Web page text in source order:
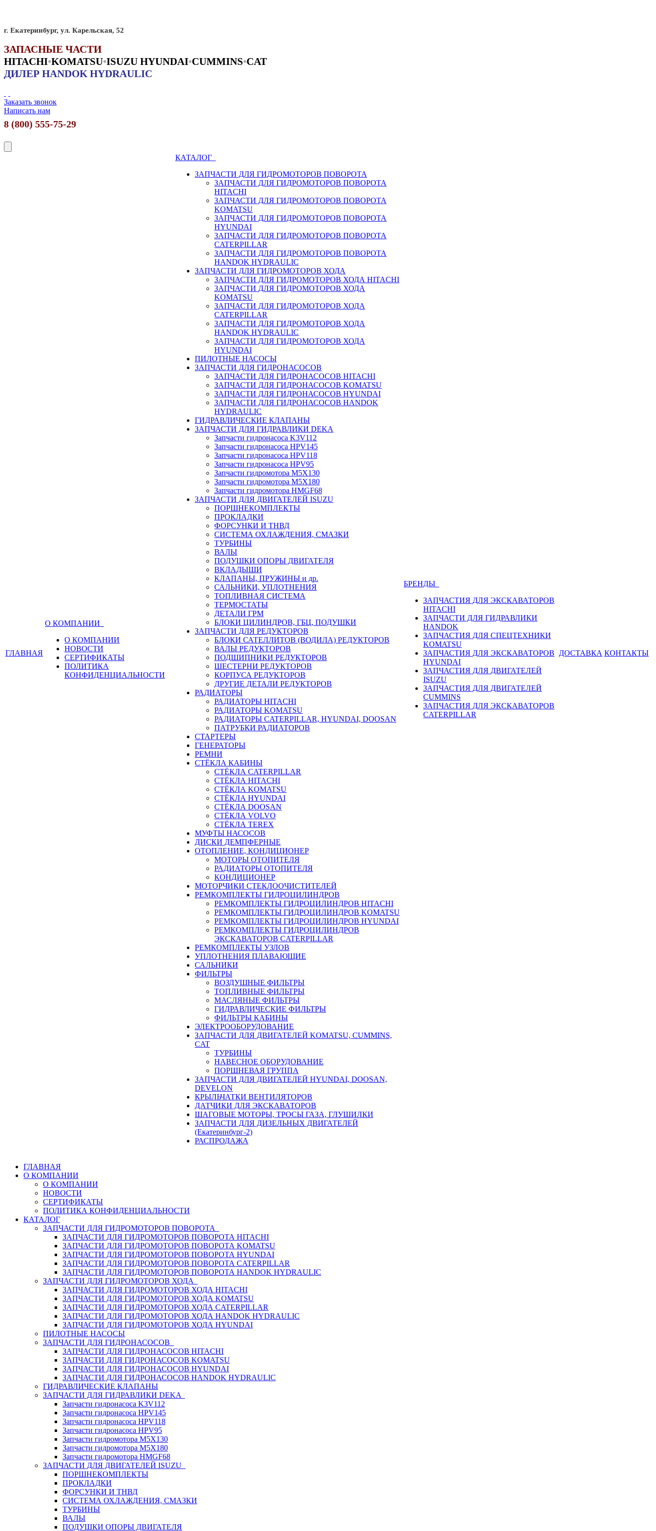
г. Екатеринбург, ул. Карельская, 52
ЗАПАСНЫЕ ЧАСТИ
HITACHI•KOMATSU•ISUZU HYUNDAI•CUMMINS•CAT
ДИЛЕР HANDOK HYDRAULIC
Заказать звонок
Написать нам
8 (800) 555-75-29
ГЛАВНАЯ
О КОМПАНИИ
О КОМПАНИИ
НОВОСТИ
СЕРТИФИКАТЫ
ПОЛИТИКА
КОНФИДЕНЦИАЛЬНОСТИ
КАТАЛОГ
ЗАПЧАСТИ ДЛЯ ГИДРОМОТОРОВ ПОВОРОТА
ЗАПЧАСТИ ДЛЯ ГИДРОМОТОРОВ ПОВОРОТА
HITACHI
ЗАПЧАСТИ ДЛЯ ГИДРОМОТОРОВ ПОВОРОТА
KOMATSU
ЗАПЧАСТИ ДЛЯ ГИДРОМОТОРОВ ПОВОРОТА
HYUNDAI
ЗАПЧАСТИ ДЛЯ ГИДРОМОТОРОВ ПОВОРОТА
CATERPILLAR
ЗАПЧАСТИ ДЛЯ ГИДРОМОТОРОВ ПОВОРОТА
HANDOK HYDRAULIC
ЗАПЧАСТИ ДЛЯ ГИДРОМОТОРОВ ХОДА
ЗАПЧАСТИ ДЛЯ ГИДРОМОТОРОВ ХОДА HITACHI
ЗАПЧАСТИ ДЛЯ ГИДРОМОТОРОВ ХОДА
KOMATSU
ЗАПЧАСТИ ДЛЯ ГИДРОМОТОРОВ ХОДА
CATERPILLAR
ЗАПЧАСТИ ДЛЯ ГИДРОМОТОРОВ ХОДА
HANDOK HYDRAULIC
ЗАПЧАСТИ ДЛЯ ГИДРОМОТОРОВ ХОДА
HYUNDAI
ПИЛОТНЫЕ НАСОСЫ
ЗАПЧАСТИ ДЛЯ ГИДРОНАСОСОВ
ЗАПЧАСТИ ДЛЯ ГИДРОНАСОСОВ HITACHI
ЗАПЧАСТИ ДЛЯ ГИДРОНАСОСОВ KOMATSU
ЗАПЧАСТИ ДЛЯ ГИДРОНАСОСОВ HYUNDAI
ЗАПЧАСТИ ДЛЯ ГИДРОНАСОСОВ HANDOK
HYDRAULIC
ГИДРАВЛИЧЕСКИЕ КЛАПАНЫ
ЗАПЧАСТИ ДЛЯ ГИДРАВЛИКИ DEKA
Запчасти гидронасоса K3V112
Запчасти гидронасоса HPV145
Запчасти гидронасоса HPV118
Запчасти гидронасоса HPV95
Запчасти гидромотора M5X130
Запчасти гидромотора M5X180
Запчасти гидромотора HMGF68
ЗАПЧАСТИ ДЛЯ ДВИГАТЕЛЕЙ ISUZU
ПОРШНЕКОМПЛЕКТЫ
ПРОКЛАДКИ
ФОРСУНКИ И ТНВД
СИСТЕМА ОХЛАЖДЕНИЯ, СМАЗКИ
ТУРБИНЫ
ВАЛЫ
ПОДУШКИ ОПОРЫ ДВИГАТЕЛЯ
ВКЛАДЫШИ
КЛАПАНЫ, ПРУЖИНЫ и др.
САЛЬНИКИ, УПЛОТНЕНИЯ
ТОПЛИВНАЯ СИСТЕМА
ТЕРМОСТАТЫ
ДЕТАЛИ ГРМ
БЛОКИ ЦИЛИНДРОВ, ГБЦ, ПОДУШКИ
ЗАПЧАСТИ ДЛЯ РЕДУКТОРОВ
БЛОКИ САТЕЛЛИТОВ (ВОДИЛА) РЕДУКТОРОВ
ВАЛЫ РЕДУКТОРОВ
ПОДШИПНИКИ РЕДУКТОРОВ
ШЕСТЕРНИ РЕДУКТОРОВ
КОРПУСА РЕДУКТОРОВ
ДРУГИЕ ДЕТАЛИ РЕДУКТОРОВ
РАДИАТОРЫ
РАДИАТОРЫ HITACHI
РАДИАТОРЫ KOMATSU
РАДИАТОРЫ CATERPILLAR, HYUNDAI, DOOSAN
ПАТРУБКИ РАДИАТОРОВ
СТАРТЕРЫ
ГЕНЕРАТОРЫ
РЕМНИ
СТЁКЛА КАБИНЫ
СТЁКЛА CATERPILLAR
СТЁКЛА HITACHI
СТЁКЛА KOMATSU
СТЁКЛА HYUNDAI
СТЁКЛА DOOSAN
СТЁКЛА VOLVO
СТЁКЛА TEREX
МУФТЫ НАСОСОВ
ДИСКИ ДЕМПФЕРНЫЕ
ОТОПЛЕНИЕ, КОНДИЦИОНЕР
МОТОРЫ ОТОПИТЕЛЯ
РАДИАТОРЫ ОТОПИТЕЛЯ
КОНДИЦИОНЕР
МОТОРЧИКИ СТЕКЛООЧИСТИТЕЛЕЙ
РЕМКОМПЛЕКТЫ ГИДРОЦИЛИНДРОВ
РЕМКОМПЛЕКТЫ ГИДРОЦИЛИНДРОВ HITACHI
РЕМКОМПЛЕКТЫ ГИДРОЦИЛИНДРОВ KOMATSU
РЕМКОМПЛЕКТЫ ГИДРОЦИЛИНДРОВ HYUNDAI
РЕМКОМПЛЕКТЫ ГИДРОЦИЛИНДРОВ
ЭКСКАВАТОРОВ CATERPILLAR
РЕМКОМПЛЕКТЫ УЗЛОВ
УПЛОТНЕНИЯ ПЛАВАЮЩИЕ
САЛЬНИКИ
ФИЛЬТРЫ
ВОЗДУШНЫЕ ФИЛЬТРЫ
ТОПЛИВНЫЕ ФИЛЬТРЫ
МАСЛЯНЫЕ ФИЛЬТРЫ
ГИДРАВЛИЧЕСКИЕ ФИЛЬТРЫ
ФИЛЬТРЫ КАБИНЫ
ЭЛЕКТРООБОРУДОВАНИЕ
ЗАПЧАСТИ ДЛЯ ДВИГАТЕЛЕЙ KOMATSU, CUMMINS,
CAT
ТУРБИНЫ
НАВЕСНОЕ ОБОРУДОВАНИЕ
ПОРШНЕВАЯ ГРУППА
ЗАПЧАСТИ ДЛЯ ДВИГАТЕЛЕЙ HYUNDAI, DOOSAN,
DEVELON
КРЫЛЬЧАТКИ ВЕНТИЛЯТОРОВ
ДАТЧИКИ ДЛЯ ЭКСКАВАТОРОВ
ШАГОВЫЕ МОТОРЫ, ТРОСЫ ГАЗА, ГЛУШИЛКИ
ЗАПЧАСТИ ДЛЯ ДИЗЕЛЬНЫХ ДВИГАТЕЛЕЙ
(Екатеринбург-2)
РАСПРОДАЖА
БРЕНДЫ
ЗАПЧАСТИЯ ДЛЯ ЭКСКАВАТОРОВ
HITACHI
ЗАПЧАСТИ ДЛЯ ГИДРАВЛИКИ
HANDOK
ЗАПЧАСТИЯ ДЛЯ СПЕЦТЕХНИКИ
KOMATSU
ЗАПЧАСТИЯ ДЛЯ ЭКСКАВАТОРОВ
HYUNDAI
ЗАПЧАСТИЯ ДЛЯ ДВИГАТЕЛЕЙ
ISUZU
ЗАПЧАСТИЯ ДЛЯ ДВИГАТЕЛЕЙ
CUMMINS
ЗАПЧАСТИЯ ДЛЯ ЭКСКАВАТОРОВ
CATERPILLAR
ДОСТАВКА КОНТАКТЫ
ГЛАВНАЯ
О КОМПАНИИ
О КОМПАНИИ
НОВОСТИ
СЕРТИФИКАТЫ
ПОЛИТИКА КОНФИДЕНЦИАЛЬНОСТИ
КАТАЛОГ
ЗАПЧАСТИ ДЛЯ ГИДРОМОТОРОВ ПОВОРОТА
ЗАПЧАСТИ ДЛЯ ГИДРОМОТОРОВ ПОВОРОТА HITACHI
ЗАПЧАСТИ ДЛЯ ГИДРОМОТОРОВ ПОВОРОТА KOMATSU
ЗАПЧАСТИ ДЛЯ ГИДРОМОТОРОВ ПОВОРОТА HYUNDAI
ЗАПЧАСТИ ДЛЯ ГИДРОМОТОРОВ ПОВОРОТА CATERPILLAR
ЗАПЧАСТИ ДЛЯ ГИДРОМОТОРОВ ПОВОРОТА HANDOK HYDRAULIC
ЗАПЧАСТИ ДЛЯ ГИДРОМОТОРОВ ХОДА
ЗАПЧАСТИ ДЛЯ ГИДРОМОТОРОВ ХОДА HITACHI
ЗАПЧАСТИ ДЛЯ ГИДРОМОТОРОВ ХОДА KOMATSU
ЗАПЧАСТИ ДЛЯ ГИДРОМОТОРОВ ХОДА CATERPILLAR
ЗАПЧАСТИ ДЛЯ ГИДРОМОТОРОВ ХОДА HANDOK HYDRAULIC
ЗАПЧАСТИ ДЛЯ ГИДРОМОТОРОВ ХОДА HYUNDAI
ПИЛОТНЫЕ НАСОСЫ
ЗАПЧАСТИ ДЛЯ ГИДРОНАСОСОВ
ЗАПЧАСТИ ДЛЯ ГИДРОНАСОСОВ HITACHI
ЗАПЧАСТИ ДЛЯ ГИДРОНАСОСОВ KOMATSU
ЗАПЧАСТИ ДЛЯ ГИДРОНАСОСОВ HYUNDAI
ЗАПЧАСТИ ДЛЯ ГИДРОНАСОСОВ HANDOK HYDRAULIC
ГИДРАВЛИЧЕСКИЕ КЛАПАНЫ
ЗАПЧАСТИ ДЛЯ ГИДРАВЛИКИ DEKA
Запчасти гидронасоса K3V112
Запчасти гидронасоса HPV145
Запчасти гидронасоса HPV118
Запчасти гидронасоса HPV95
Запчасти гидромотора M5X130
Запчасти гидромотора M5X180
Запчасти гидромотора HMGF68
ЗАПЧАСТИ ДЛЯ ДВИГАТЕЛЕЙ ISUZU
ПОРШНЕКОМПЛЕКТЫ
ПРОКЛАДКИ
ФОРСУНКИ И ТНВД
СИСТЕМА ОХЛАЖДЕНИЯ, СМАЗКИ
ТУРБИНЫ
ВАЛЫ
ПОДУШКИ ОПОРЫ ДВИГАТЕЛЯ